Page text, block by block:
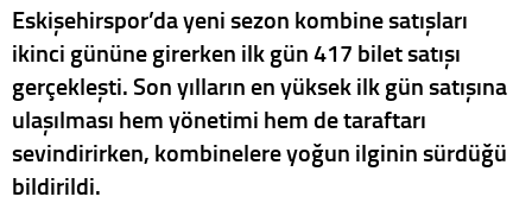
Eskişehirspor’da yeni sezon kombine satışları
ikinci gününe girerken ilk gün 417 bilet satışı
gerçekleşti. Son yılların en yüksek ilk gün satışına
ulaşılması hem yönetimi hem de taraftarı
sevindirirken, kombinelere yoğun ilginin sürdüğü
bildirildi.